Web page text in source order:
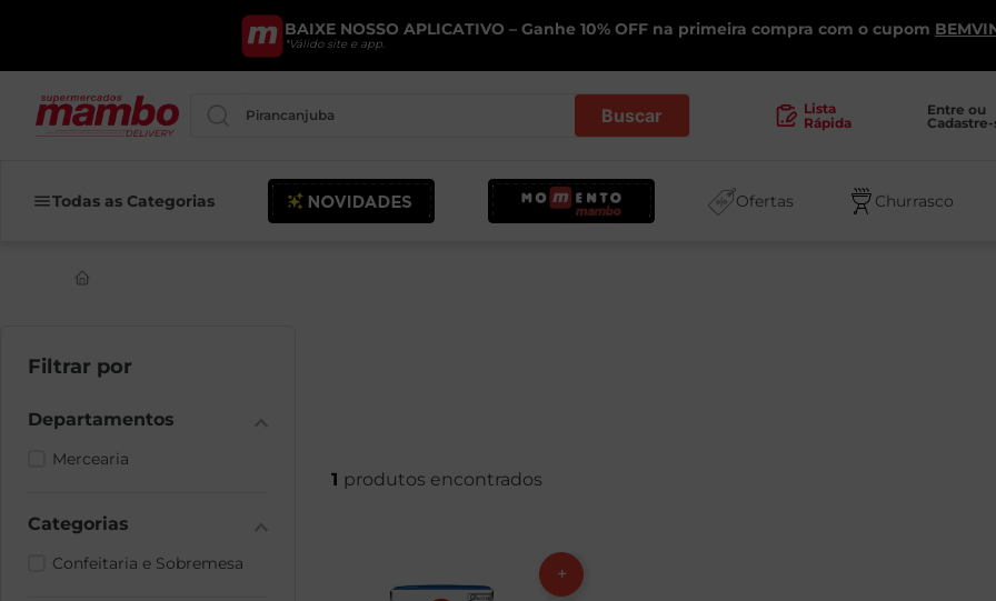
BAIXE NOSSO APLICATIVO – Ganhe 10% OFF na primeira compra com o cupom
*Válido site e app.
Pesquise por produtos ou marcas...
Lista
Rápida
Entre ou
Cadastre-
Todas as Categorias Ofertas Churrasco
Mercearia
Confeitaria e Sobremesa
1